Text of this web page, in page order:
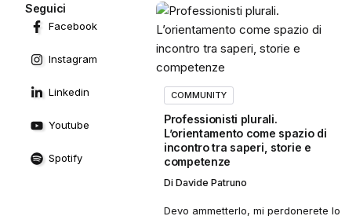
Seguici
Facebook
Instagram
Linkedin
Youtube
Spotify
COMMUNITY
Professionisti plurali.
L’orientamento come spazio di
incontro tra saperi, storie e
competenze
Di Davide Patruno
Devo ammetterlo, mi perdonerete lo